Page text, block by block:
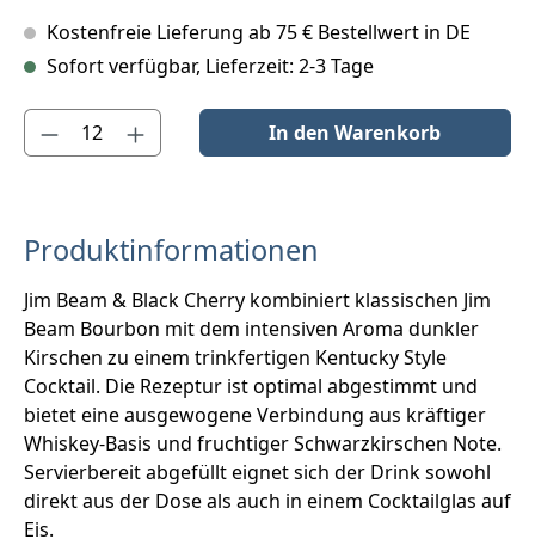
Kostenfreie Lieferung ab 75 € Bestellwert in DE
Sofort verfügbar, Lieferzeit: 2-3 Tage
Produkt Anzahl: Gib den gewünschten Wert ein oder benutze
In den Warenkorb
Produktinformationen
Jim Beam & Black Cherry kombiniert klassischen Jim
Beam Bourbon mit dem intensiven Aroma dunkler
Kirschen zu einem trinkfertigen Kentucky Style
Cocktail. Die Rezeptur ist optimal abgestimmt und
bietet eine ausgewogene Verbindung aus kräftiger
Whiskey-Basis und fruchtiger Schwarzkirschen Note.
Servierbereit abgefüllt eignet sich der Drink sowohl
direkt aus der Dose als auch in einem Cocktailglas auf
Eis.